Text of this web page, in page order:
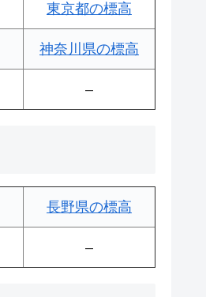
東京都の標高
神奈川県の標高
–
長野県の標高
–